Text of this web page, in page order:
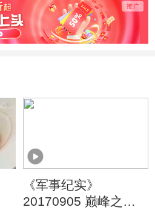
《军事纪实》
20170905 巅峰之战